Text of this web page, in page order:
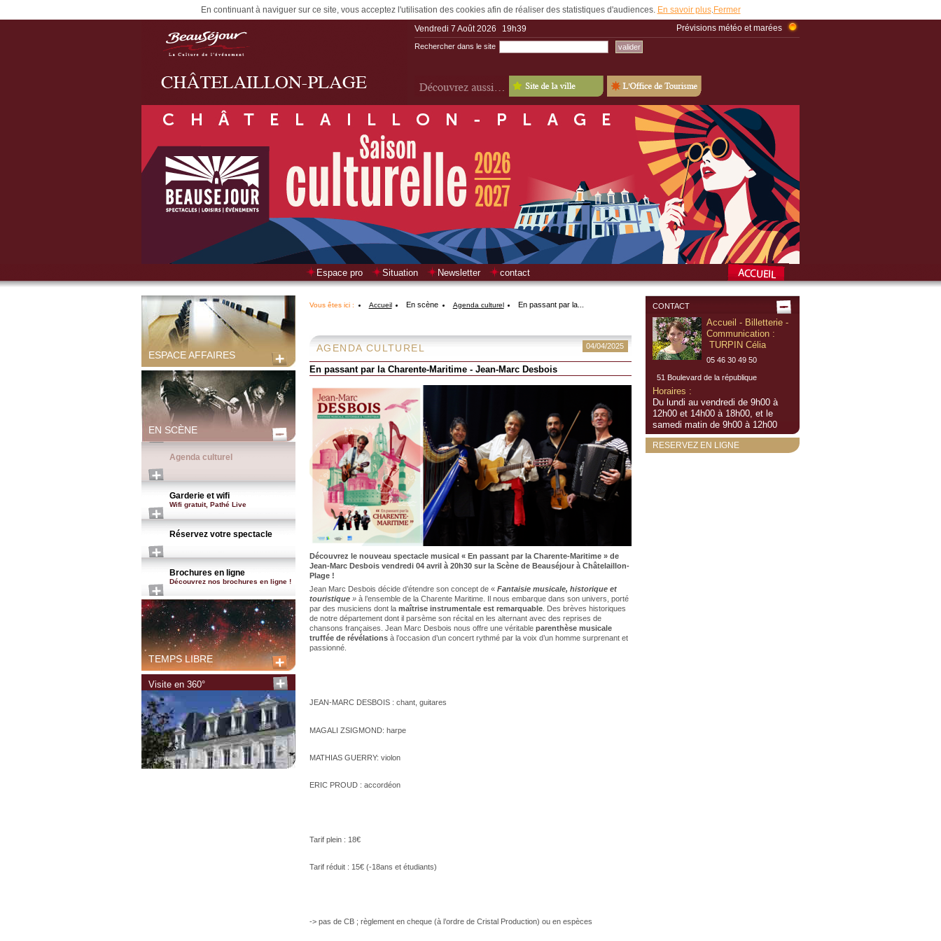
En continuant à naviguer sur ce site, vous acceptez l'utilisation des cookies afin de réaliser des statistiques d'audiences. En savoir plus. Fermer
Vendredi 7 Août 2026
19h39 Prévisions météo et marées
Rechercher dans le site
Espace pro Situation Newsletter contact
ESPACE AFFAIRES
EN SCÈNE
Agenda culturel
Garderie et wifi
Wifi gratuit, Pathé Live
Réservez votre spectacle
Brochures en ligne
Découvrez nos brochures en ligne !
TEMPS LIBRE
Visite en 360°
Vous êtes ici : Accueil En scène Agenda culturel En passant par la...
AGENDA CULTUREL 04/04/2025
En passant par la Charente-Maritime - Jean-Marc Desbois
Découvrez le nouveau spectacle musical « En passant par la Charente-Maritime » de
Jean-Marc Desbois vendredi 04 avril à 20h30 sur la Scène de Beauséjour à Châtelaillon-
Plage !
Jean Marc Desbois décide d’étendre son concept de « Fantaisie musicale, historique et
touristique » à l’ensemble de la Charente Maritime. Il nous embarque dans son univers, porté
par des musiciens dont la maîtrise instrumentale est remarquable. Des brèves historiques
de notre département dont il parsème son récital en les alternant avec des reprises de
chansons françaises. Jean Marc Desbois nous offre une véritable parenthèse musicale
truffée de révélations à l’occasion d’un concert rythmé par la voix d’un homme surprenant et
passionné.
JEAN-MARC DESBOIS : chant, guitares
MAGALI ZSIGMOND: harpe
MATHIAS GUERRY: violon
ERIC PROUD : accordéon
Tarif plein : 18€
Tarif réduit : 15€ (-18ans et étudiants)
-> pas de CB ; règlement en cheque (à l’ordre de Cristal Production) ou en espèces
CONTACT
Accueil - Billetterie -
Communication :
TURPIN Célia
05 46 30 49 50
51 Boulevard de la république
Horaires :
Du lundi au vendredi de 9h00 à
12h00 et 14h00 à 18h00, et le
samedi matin de 9h00 à 12h00
RESERVEZ EN LIGNE